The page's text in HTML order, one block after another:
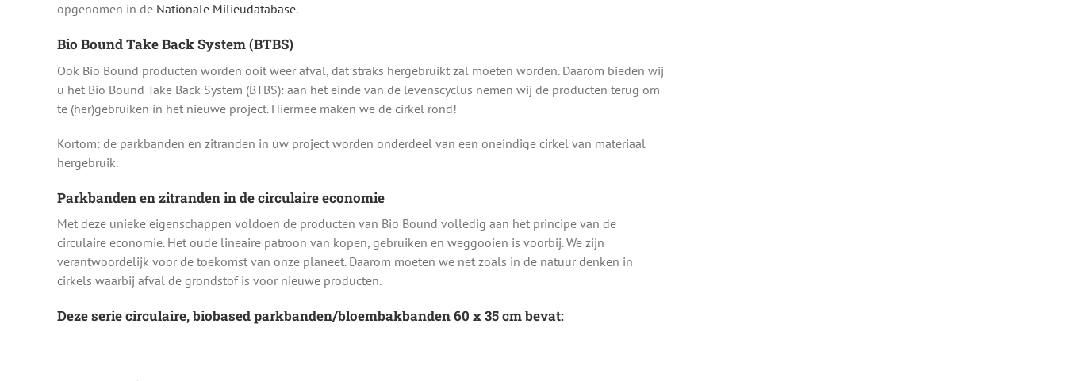
opgenomen in de Nationale Milieudatabase.
Bio Bound Take Back System (BTBS)
Ook Bio Bound producten worden ooit weer afval, dat straks hergebruikt zal moeten worden. Daarom bieden wij
u het Bio Bound Take Back System (BTBS): aan het einde van de levenscyclus nemen wij de producten terug om
te (her)gebruiken in het nieuwe project. Hiermee maken we de cirkel rond!
Kortom: de parkbanden en zitranden in uw project worden onderdeel van een oneindige cirkel van materiaal
hergebruik.
Parkbanden en zitranden in de circulaire economie
Met deze unieke eigenschappen voldoen de producten van Bio Bound volledig aan het principe van de
circulaire economie. Het oude lineaire patroon van kopen, gebruiken en weggooien is voorbij. We zijn
verantwoordelijk voor de toekomst van onze planeet. Daarom moeten we net zoals in de natuur denken in
cirkels waarbij afval de grondstof is voor nieuwe producten.
Deze serie circulaire, biobased parkbanden/bloembakbanden 60 x 35 cm bevat: